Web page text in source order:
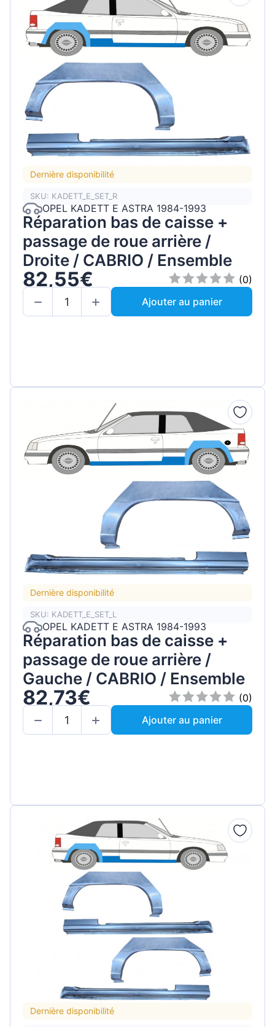
Dernière disponibilité
SKU: KADETT_E_SET_R
OPEL KADETT E ASTRA 1984-1993
Réparation bas de caisse +
passage de roue arrière /
Droite / CABRIO / Ensemble
82,55€
(0)
Ajouter au panier
Dernière disponibilité
SKU: KADETT_E_SET_L
OPEL KADETT E ASTRA 1984-1993
Réparation bas de caisse +
passage de roue arrière /
Gauche / CABRIO / Ensemble
82,73€
(0)
Ajouter au panier
Dernière disponibilité